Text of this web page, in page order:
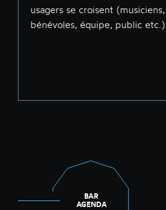
usagers se croisent
bénévoles, équipe, public
BAR
AGENDA